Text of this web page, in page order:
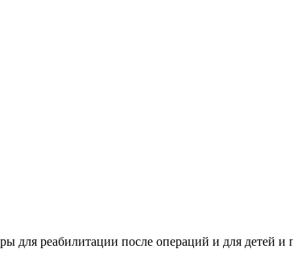
для реабилитации после операций и для